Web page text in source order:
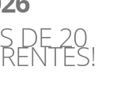
DE 20